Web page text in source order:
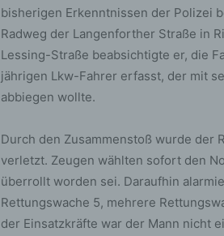
bisherigen Erkenntnissen der Polizei
Radweg der Langenforther Straße in
Lessing-Straße beabsichtigte er, die
jährigen Lkw-Fahrer erfasst, der mit
abbiegen wollte.
Durch den Zusammenstoß wurde der
verletzt. Zeugen wählten sofort den
überrollt worden sei. Daraufhin
Rettungswache 5, mehrere
der Einsatzkräfte war der Mann nicht